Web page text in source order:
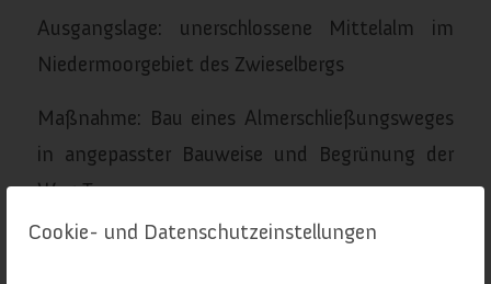
Cookie- und Datenschutzeinstellungen
Ausgangslage: unerschlossene Mittelalm im
Niedermoorgebiet des Zwieselbergs
Maßnahme: Bau eines Almerschließungsweges
in angepasster Bauweise und Begrünung der
Weg Trasse
Umsetzungsjahr: 2012-2013